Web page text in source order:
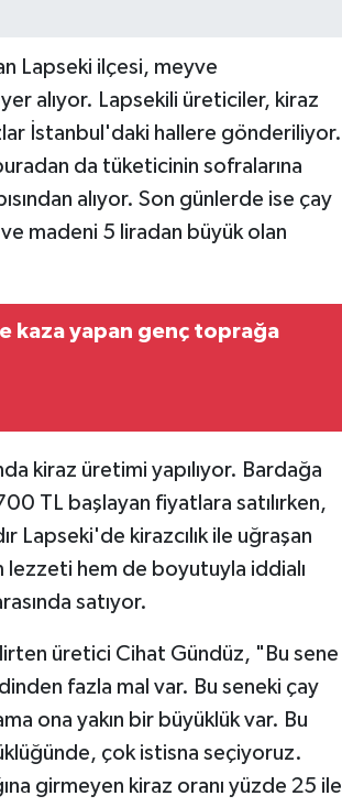
Lapseki ilçesi, meyve
alıyor. Lapsekili üreticiler, kiraz
İstanbul'daki hallere gönderiliyor.
da tüketicinin sofralarına
alıyor. Son günlerde ise çay
madeni 5 liradan büyük olan
kaza yapan genç toprağa
kiraz üretimi yapılıyor. Bardağa
TL başlayan fiyatlara satılırken,
Lapseki'de kirazcılık ile uğraşan
lezzeti hem de boyutuyla iddialı
satıyor.
üretici Cihat Gündüz, "Bu sene
fazla mal var. Bu seneki çay
ona yakın bir büyüklük var. Bu
çok istisna seçiyoruz.
girmeyen kiraz oranı yüzde 25 ile